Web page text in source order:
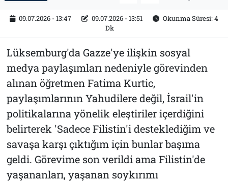
09.07.2026 - 13:47 09.07.2026 - 13:51
Okunma Süresi: 4
Dk
Lüksemburg'da Gazze'ye ilişkin sosyal
medya paylaşımları nedeniyle görevinden
alınan öğretmen Fatima Kurtic,
paylaşımlarının Yahudilere değil, İsrail'in
politikalarına yönelik eleştiriler içerdiğini
belirterek 'Sadece Filistin'i desteklediğim ve
savaşa karşı çıktığım için bunlar başıma
geldi. Görevime son verildi ama Filistin'de
yaşananları, yaşanan soykırımı